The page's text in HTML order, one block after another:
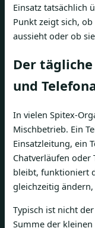
Einsatz tatsächlich
Punkt zeigt sich, ob
aussieht oder ob
Der
und
In vielen Spitex-
Mischbetrieb. Ein
Einsatzleitung, ein
Chatverläufen oder
bleibt, funktioniert
gleichzeitig
Typisch ist nicht
Summe der